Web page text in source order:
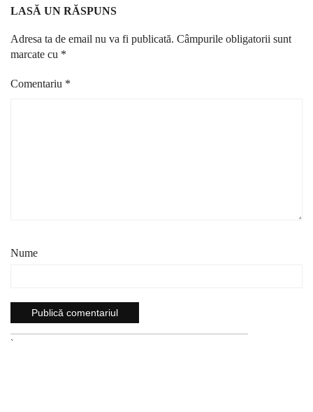
LASĂ UN RĂSPUNS
Adresa ta de email nu va fi publicată. Câmpurile obligatorii sunt
marcate cu *
Comentariu *
Nume
`